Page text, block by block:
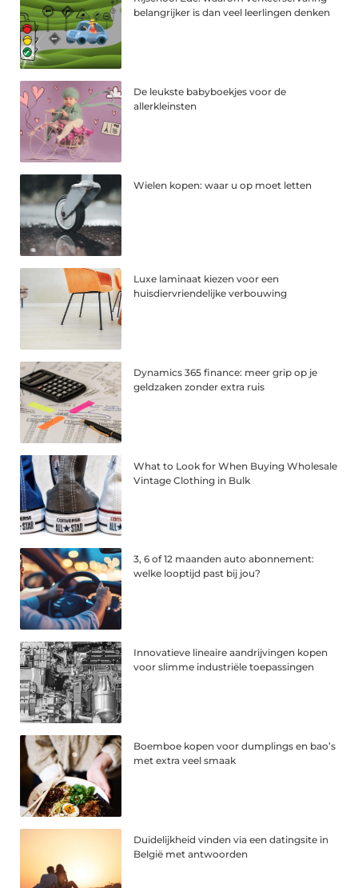
belangrijker is dan veel leerlingen denken
De leukste babyboekjes voor de
allerkleinsten
Wielen kopen: waar u op moet letten
Luxe laminaat kiezen voor een
huisdiervriendelijke verbouwing
Dynamics 365 finance: meer grip op je
geldzaken zonder extra ruis
What to Look for When Buying Wholesale
Vintage Clothing in Bulk
3, 6 of 12 maanden auto abonnement:
welke looptijd past bij jou?
Innovatieve lineaire aandrijvingen kopen
voor slimme industriële toepassingen
Boemboe kopen voor dumplings en bao’s
met extra veel smaak
Duidelijkheid vinden via een datingsite in
België met antwoorden